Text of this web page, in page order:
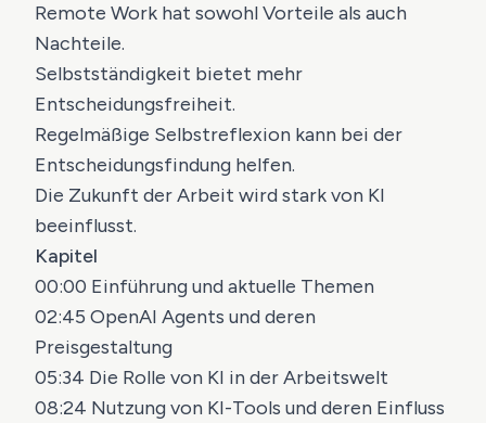
Remote Work hat sowohl Vorteile als auch
Nachteile.
Selbstständigkeit bietet mehr
Entscheidungsfreiheit.
Regelmäßige Selbstreflexion kann bei der
Entscheidungsfindung helfen.
Die Zukunft der Arbeit wird stark von KI
beeinflusst.
Kapitel
00:00 Einführung und aktuelle Themen
02:45 OpenAI Agents und deren
Preisgestaltung
05:34 Die Rolle von KI in der Arbeitswelt
08:24 Nutzung von KI-Tools und deren Einfluss